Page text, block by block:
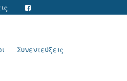
Συνεντεύξεις